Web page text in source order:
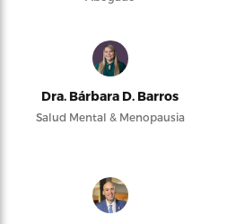
Dra. Bárbara D. Barros
Salud Mental & Menopausia